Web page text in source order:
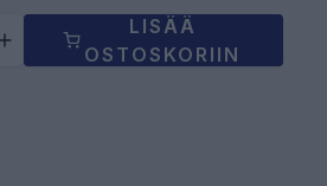
LISÄÄ
OSTOSKORIIN